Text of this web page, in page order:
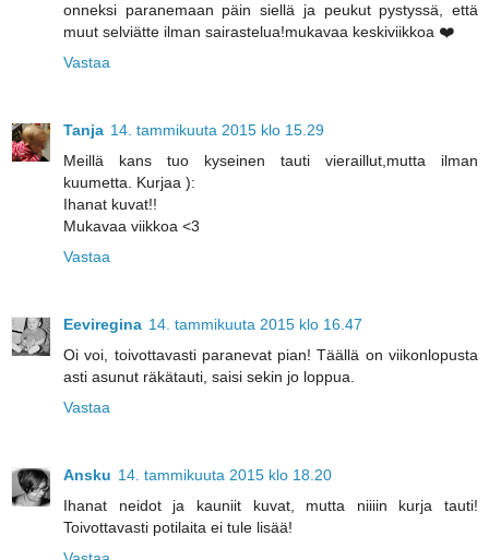
onneksi paranemaan päin siellä ja peukut pystyssä, että
muut selviätte ilman sairastelua!mukavaa keskiviikkoa ❤️
Vastaa
Tanja 14. tammikuuta 2015 klo 15.29
Meillä kans tuo kyseinen tauti vieraillut,mutta ilman
kuumetta. Kurjaa ):
Ihanat kuvat!!
Mukavaa viikkoa <3
Vastaa
Eeviregina 14. tammikuuta 2015 klo 16.47
Oi voi, toivottavasti paranevat pian! Täällä on viikonlopusta
asti asunut räkätauti, saisi sekin jo loppua.
Vastaa
Ansku 14. tammikuuta 2015 klo 18.20
Ihanat neidot ja kauniit kuvat, mutta niiiin kurja tauti!
Toivottavasti potilaita ei tule lisää!